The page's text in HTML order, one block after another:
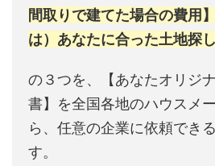
間取りで建てた場合の費用】
は）あなたに合った土地探し
の３つを、【あなたオリジ
書】を全国各地のハウスメ
ら、任意の企業に依頼でき
す。